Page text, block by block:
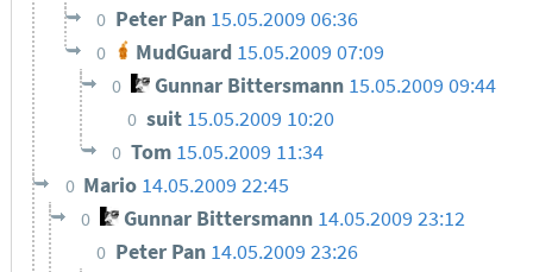
0 Peter Pan 15.05.2009 06:36
0 MudGuard 15.05.2009 07:09
0 Gunnar Bittersmann 15.05.2009 09:44
0 suit 15.05.2009 10:20
0 Tom 15.05.2009 11:34
0 Mario 14.05.2009 22:45
0 Gunnar Bittersmann 14.05.2009 23:12
0 Peter Pan 14.05.2009 23:26